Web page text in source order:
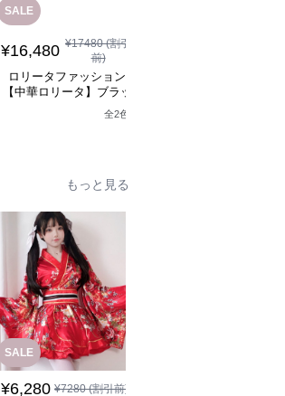
SALE
¥16,480 ¥17480(割引
前)
ロリータファッション
【中華ロリータ】ブラッ
クアシンメトリーベルト
ドレスワンピース
全2色
もっと見る
SALE
¥6,280 ¥7280(割引前)